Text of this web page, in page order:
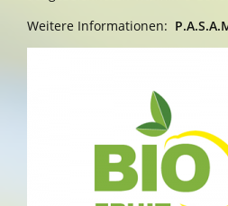
Weitere Informationen: